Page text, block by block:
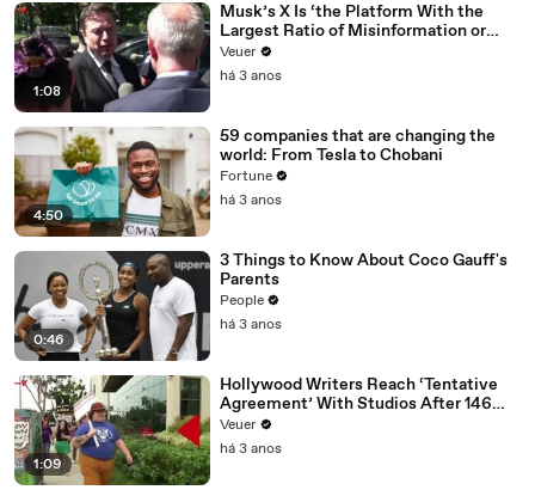
1:08
Musk’s X Is ‘the Platform With the
Largest Ratio of Misinformation or
Disinformation’ Amongst All Social
Media Platforms
Veuer
há 3 anos
4:50
59 companies that are changing the
world: From Tesla to Chobani
Fortune
há 3 anos
0:46
3 Things to Know About Coco Gauff's
Parents
People
há 3 anos
1:09
Hollywood Writers Reach ‘Tentative
Agreement’ With Studios After 146
Day Strike
Veuer
há 3 anos